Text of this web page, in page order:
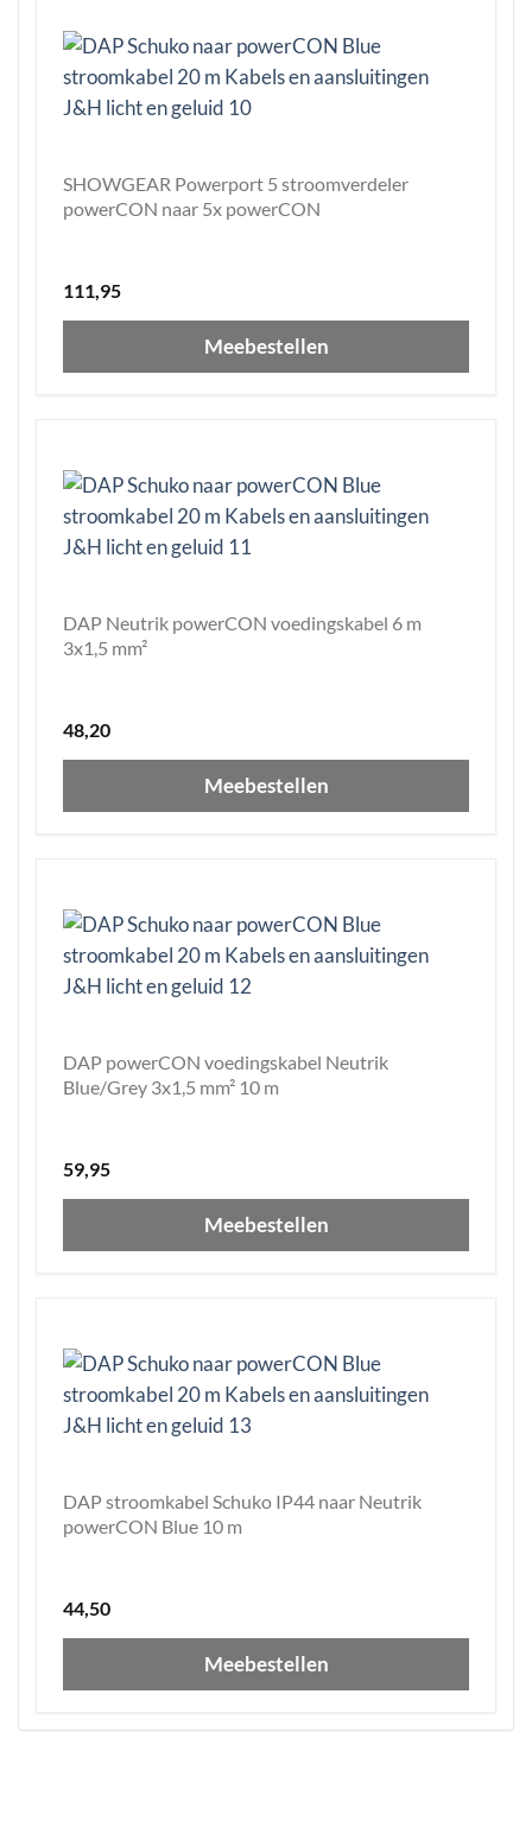
SHOWGEAR Powerport 5 stroomverdeler
powerCON naar 5x powerCON
111,95
Meebestellen
DAP Neutrik powerCON voedingskabel 6 m
3x1,5 mm²
48,20
Meebestellen
DAP powerCON voedingskabel Neutrik
Blue/Grey 3x1,5 mm² 10 m
59,95
Meebestellen
DAP stroomkabel Schuko IP44 naar Neutrik
powerCON Blue 10 m
44,50
Meebestellen